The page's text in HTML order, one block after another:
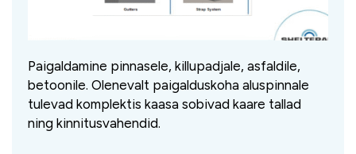
Paigaldamine pinnasele, killupadjale, asfaldile,
betoonile. Olenevalt paigalduskoha aluspinnale
tulevad komplektis kaasa sobivad kaare tallad
ning kinnitusvahendid.